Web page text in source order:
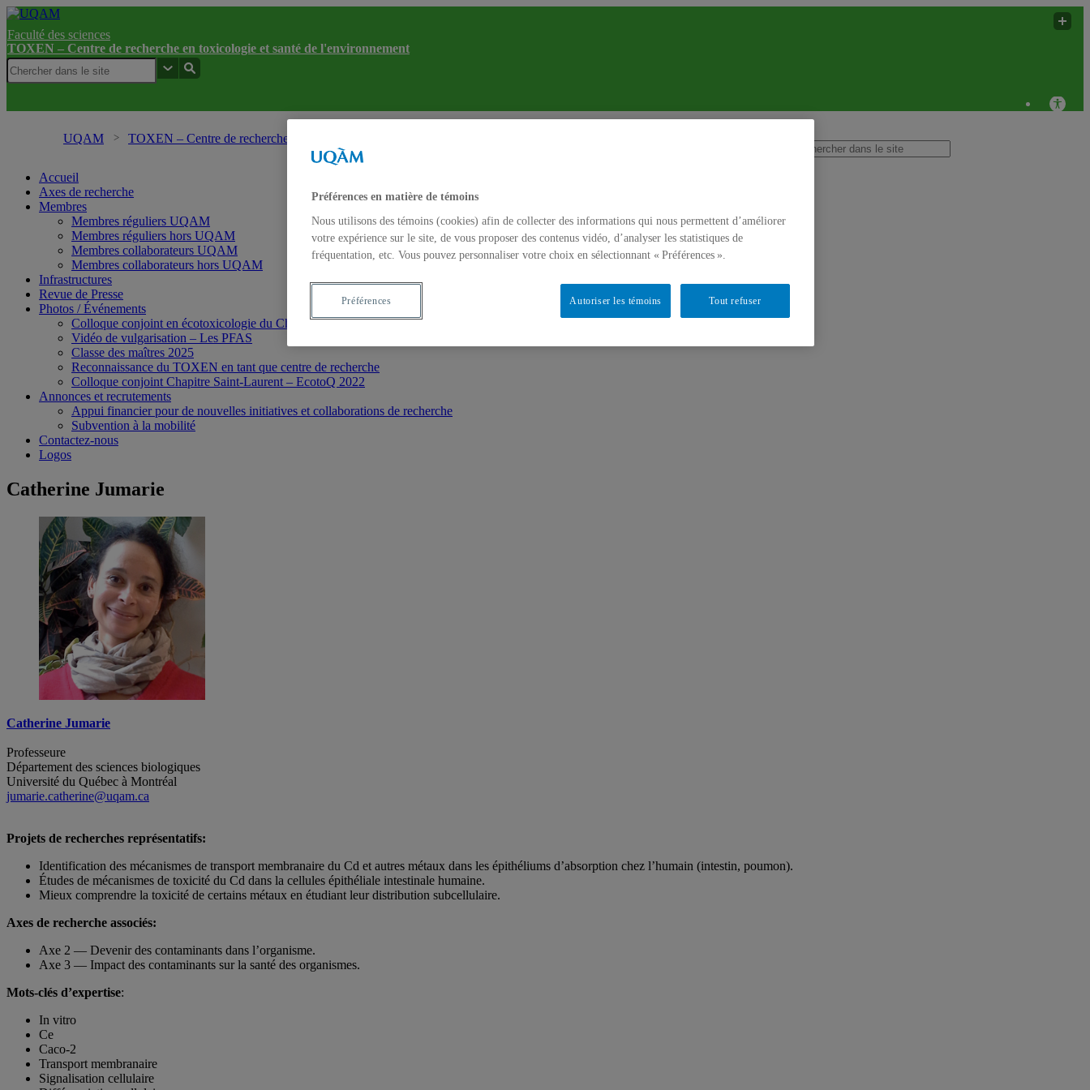
Faculté des sciences
TOXEN – Centre de recherche en toxicologie et santé de l'environnement
UQAM TOXEN – Centre de recherche en toxicologie et santé de l'environnement
TOXEN – Centre de recherche en toxicologie et santé de
Accueil
Axes de recherche
Membres
Membres réguliers UQAM
Membres réguliers hors UQAM
Membres collaborateurs UQAM
Membres collaborateurs hors UQAM
Infrastructures
Revue de Presse
Photos / Événements
Colloque conjoint en écotoxicologie du Chapitre Saint Laurent et Écotoq – 2026
Vidéo de vulgarisation – Les PFAS
Classe des maîtres 2025
Reconnaissance du TOXEN en tant que centre de recherche
Colloque conjoint Chapitre Saint-Laurent – EcotoQ 2022
Annonces et recrutements
Appui financier pour de nouvelles initiatives et collaborations de recherche
Subvention à la mobilité
Contactez-nous
Logos
Catherine Jumarie
Catherine Jumarie
Professeure
Département des sciences biologiques
Université du Québec à Montréal
jumarie.catherine@uqam.ca
Projets de recherches représentatifs:
Identification des mécanismes de transport membranaire du Cd et autres métaux dans les épithéliums d’absorption chez l’humain (intestin, poumon).
Études de mécanismes de toxicité du Cd dans la cellules épithéliale intestinale humaine.
Mieux comprendre la toxicité de certains métaux en étudiant leur distribution subcellulaire.
Axes de recherche associés:
Axe 2 — Devenir des contaminants dans l’organisme.
Axe 3 — Impact des contaminants sur la santé des organismes.
Mots-clés d’expertise:
In vitro
Ce
Caco-2
Transport membranaire
Signalisation cellulaire
Préférences en matière de témoins
Nous utilisons des témoins (cookies) afin de collecter des informations qui nous permettent d’améliorer
votre expérience sur le site, de vous proposer des contenus vidéo, d’analyser les statistiques de
fréquentation, etc. Vous pouvez personnaliser votre choix en sélectionnant « Préférences ».
Tout refuser
Autoriser les témoins
Préférences